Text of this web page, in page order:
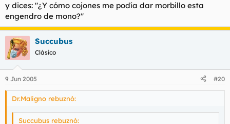
y dices: "¿Y cómo cojones me podía dar morbillo esta
engendro de mono?"
Succubus
Clásico
9 Jun 2005 #20
Dr.Maligno rebuznó:
Succubus rebuznó: